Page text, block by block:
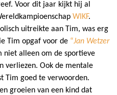
Voor dit jaar kijkt hij al
WIKF.
uitreikte aan Tim, was erg
Tim opgaf voor de “Jan Wetzer
niet alleen om de sportieve
verliezen. Ook de mentale
Tim goed te verwoorden.
groeien van een kind dat